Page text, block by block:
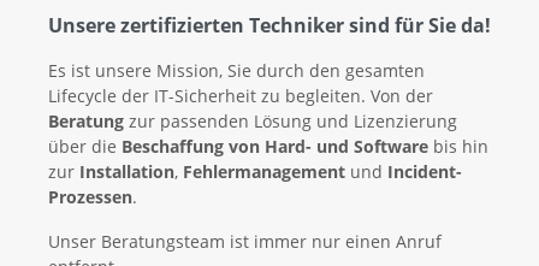
Unsere zertifizierten Techniker sind für Sie da!
Es ist unsere Mission, Sie durch den gesamten
Lifecycle der IT-Sicherheit zu begleiten. Von der
Beratung zur passenden Lösung und Lizenzierung
über die Beschaffung von Hard- und Software bis hin
zur Installation, Fehlermanagement und Incident-
Prozessen.
Unser Beratungsteam ist immer nur einen Anruf